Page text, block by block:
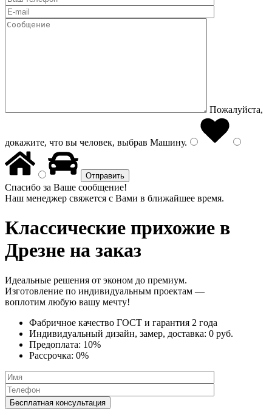
Пожалуйста,
докажите, что вы человек, выбрав Машину.
Спасибо за Ваше сообщение!
Наш менеджер свяжется с Вами в ближайшее время.
Классические прихожие в
Дрезне на заказ
Идеальные решения от эконом до премиум.
Изготовление по индивидуальным проектам —
воплотим любую вашу мечту!
Фабричное качество ГОСТ и гарантия 2 года
Индивидуальный дизайн, замер, доставка: 0 руб.
Предоплата: 10%
Рассрочка: 0%